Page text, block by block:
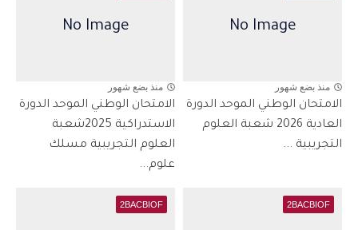
منذ بضع شهور
الامتحان الوطني الموحد الدورة
العادية 2026 شعبة العلوم
التجريبية ...
منذ بضع شهور
الامتحان الوطني الموحد الدورة
الاستدراكية 2025شعبة
العلوم التجريبية مسلك
علوم...
2BACBIOF
2BACBIOF